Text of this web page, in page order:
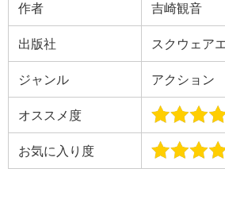
作者 吉崎観音
出版社 スクウェア
ジャンル アクション
オススメ度
お気に入り度